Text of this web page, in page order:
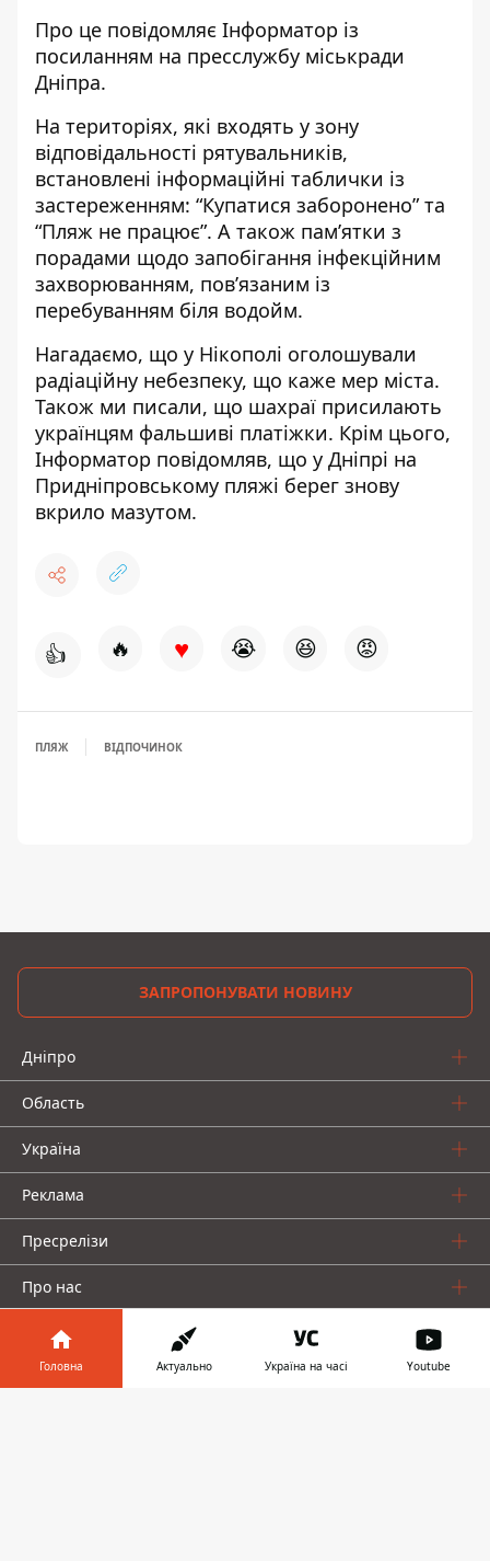
Про це повідомляє Інформатор із
посиланням на пресслужбу міськради
Дніпра.
На територіях, які входять у зону
відповідальності рятувальників,
встановлені інформаційні таблички із
застереженням: “Купатися заборонено” та
“Пляж не працює”. А також пам’ятки з
порадами щодо запобігання інфекційним
захворюванням, пов’язаним із
перебуванням біля водойм.
Нагадаємо, що у Нікополі оголошували
радіаційну небезпеку, що каже мер міста.
Також ми писали, що шахраї присилають
українцям фальшиві платіжки. Крім цього,
Інформатор повідомляв, що у Дніпрі на
Придніпровському пляжі берег знову
вкрило мазутом.
👍 🔥 ♥ 😭 😆 😡
ПЛЯЖ ВІДПОЧИНОК
ЗАПРОПОНУВАТИ НОВИНУ
Дніпро
Область
Україна
Реклама
Пресрелізи
Про нас
Головна Актуально Україна на часі Youtube